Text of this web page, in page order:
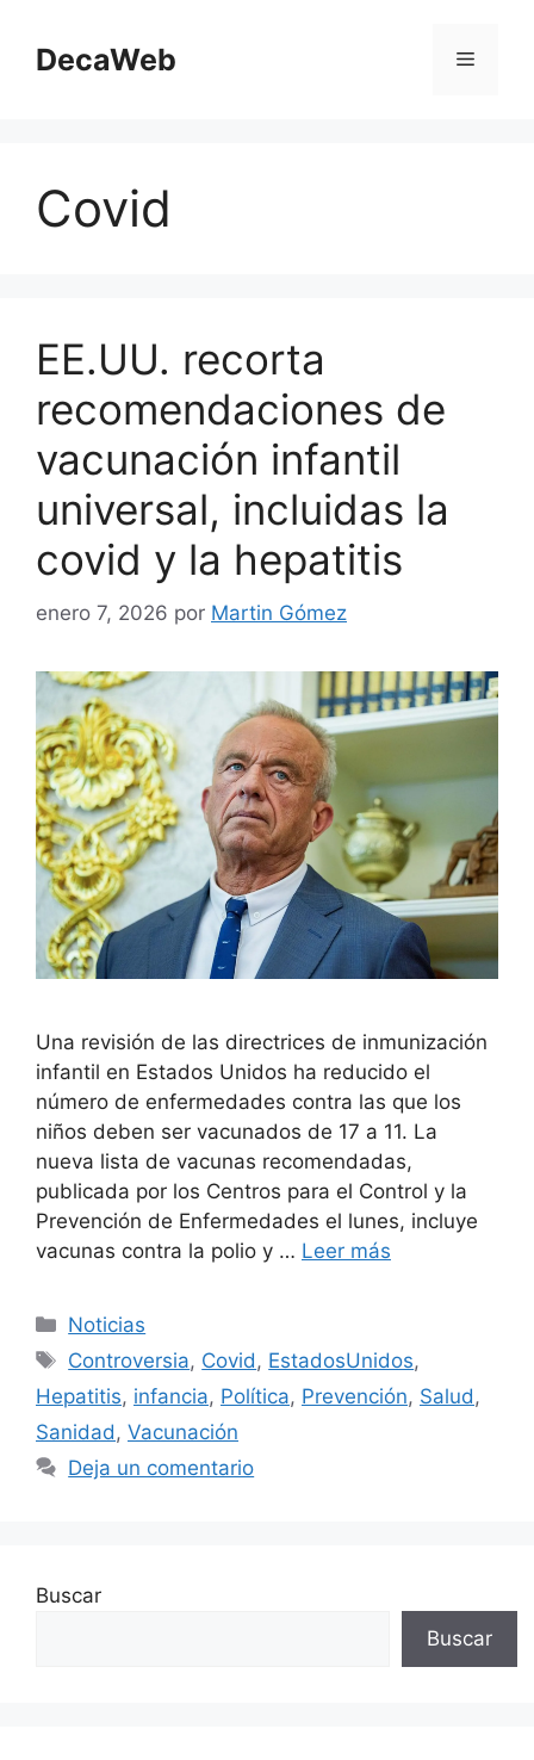
contenido
DecaWeb Menú
Covid
EE.UU. recorta
recomendaciones de
vacunación infantil
universal, incluidas la
covid y la hepatitis
enero 7, 2026 por Martin Gómez
Una revisión de las directrices de inmunización
infantil en Estados Unidos ha reducido el
número de enfermedades contra las que los
niños deben ser vacunados de 17 a 11. La
nueva lista de vacunas recomendadas,
publicada por los Centros para el Control y la
Prevención de Enfermedades el lunes, incluye
vacunas contra la polio y … Leer más
Categorías
Noticias
Etiquetas
Controversia, Covid, EstadosUnidos,
Hepatitis, infancia, Política, Prevención, Salud,
Sanidad, Vacunación
Deja un comentario
Buscar
Buscar